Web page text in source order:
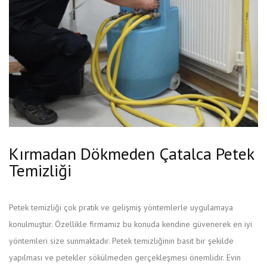
Kırmadan Dökmeden Çatalca Petek
Temizliği
Petek temizliği çok pratik ve gelişmiş yöntemlerle uygulamaya
konulmuştur. Özellikle firmamız bu konuda kendine güvenerek en iyi
yöntemleri size sunmaktadır. Petek temizliğinin basit bir şekilde
yapılması ve petekler sökülmeden gerçekleşmesi önemlidir. Evin